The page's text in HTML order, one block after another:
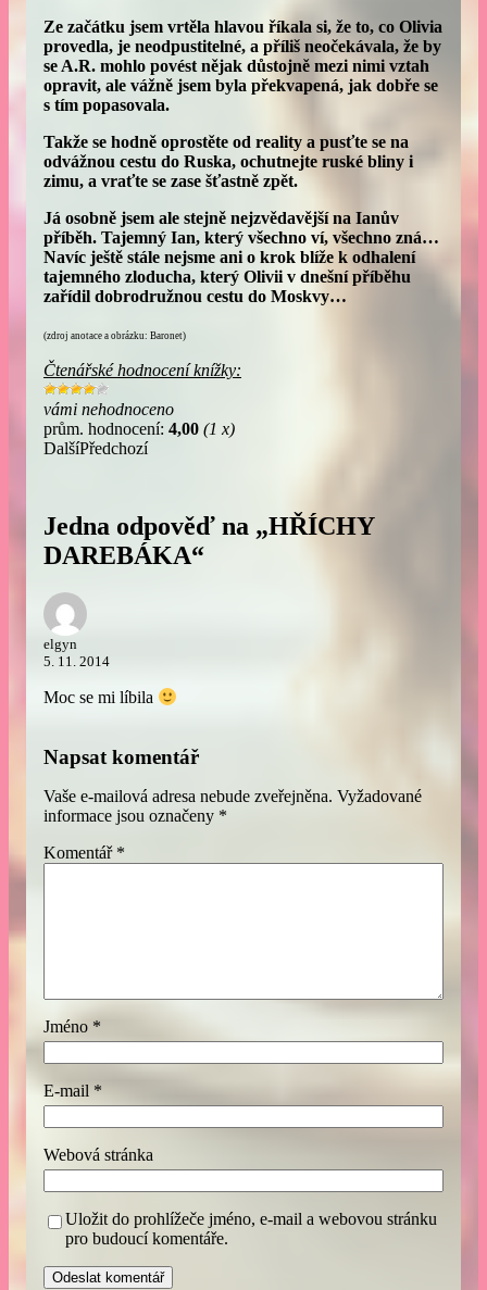
Ze začátku jsem vrtěla hlavou říkala si, že to, co Olivia
provedla, je neodpustitelné, a příliš neočekávala, že by
se A.R. mohlo povést nějak důstojně mezi nimi vztah
opravit, ale vážně jsem byla překvapená, jak dobře se
s tím popasovala.
Takže se hodně oprostěte od reality a pusťte se na
odvážnou cestu do Ruska, ochutnejte ruské bliny i
zimu, a vraťte se zase šťastně zpět.
Já osobně jsem ale stejně nejzvědavější na Ianův
příběh. Tajemný Ian, který všechno ví, všechno zná…
Navíc ještě stále nejsme ani o krok blíže k odhalení
tajemného zloducha, který Olivii v dnešní příběhu
zařídil dobrodružnou cestu do Moskvy…
(zdroj anotace a obrázku: Baronet)
Čtenářské hodnocení knížky:
vámi nehodnoceno
prům. hodnocení: 4,00 (1 x)
DalšíPředchozí
Jedna odpověď na „HŘÍCHY
DAREBÁKA“
elgyn
5. 11. 2014
Moc se mi líbila
Napsat komentář
Vaše e-mailová adresa nebude zveřejněna. Vyžadované
informace jsou označeny *
Komentář *
Jméno *
E-mail *
Webová stránka
Uložit do prohlížeče jméno, e-mail a webovou stránku
pro budoucí komentáře.